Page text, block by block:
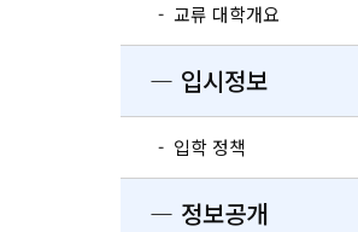
- 교류 대학개요
― 입시정보
- 입학 정책
― 정보공개